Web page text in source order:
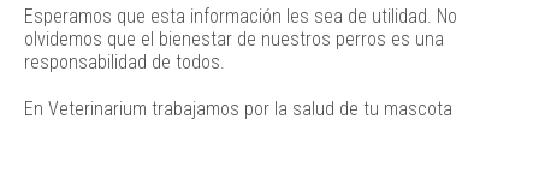
Esperamos que esta información les sea de utilidad. No
olvidemos que el bienestar de nuestros perros es una
responsabilidad de todos.
En Veterinarium trabajamos por la salud de tu mascota